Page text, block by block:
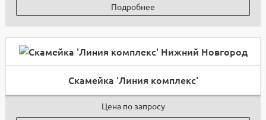
Подробнее
Скамейка 'Линия комплекс'
Цена по запросу